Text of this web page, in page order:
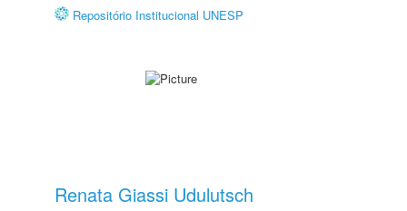
Repositório Institucional UNESP
Renata Giassi Udulutsch